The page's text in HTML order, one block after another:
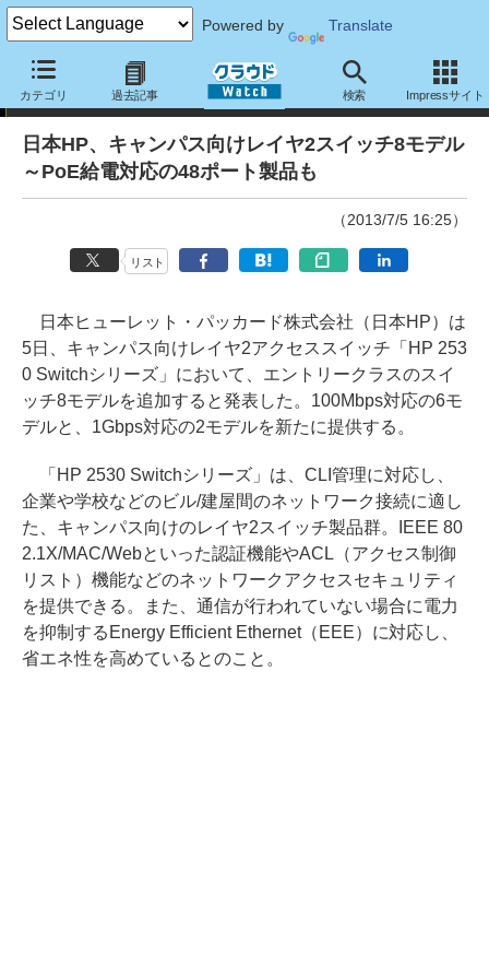
Powered by Translate
カテゴリ 過去記事 検索 Impressサイト
ニュース
日本HP、キャンパス向けレイヤ2スイッチ8モデル
～PoE給電対応の48ポート製品も
（2013/7/5 16:25）
リスト
日本ヒューレット・パッカード株式会社（日本HP）は
5日、キャンパス向けレイヤ2アクセススイッチ「HP 253
0 Switchシリーズ」において、エントリークラスのスイ
ッチ8モデルを追加すると発表した。100Mbps対応の6モ
デルと、1Gbps対応の2モデルを新たに提供する。
「HP 2530 Switchシリーズ」は、CLI管理に対応し、
企業や学校などのビル/建屋間のネットワーク接続に適し
た、キャンパス向けのレイヤ2スイッチ製品群。IEEE 80
2.1X/MAC/Webといった認証機能やACL（アクセス制御
リスト）機能などのネットワークアクセスセキュリティ
を提供できる。また、通信が行われていない場合に電力
を抑制するEnergy Efficient Ethernet（EEE）に対応し、
省エネ性を高めているとのこと。